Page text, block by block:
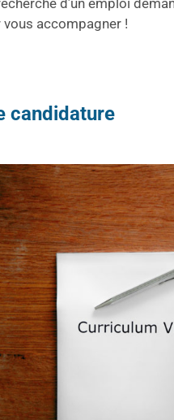
d’un emploi
accompagner !
candidature